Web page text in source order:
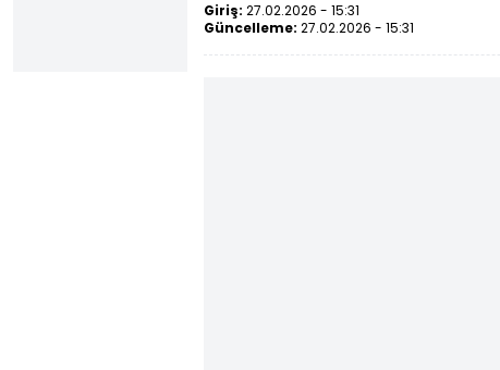
Giriş: 27.02.2026 - 15:31
Güncelleme: 27.02.2026 - 15:31